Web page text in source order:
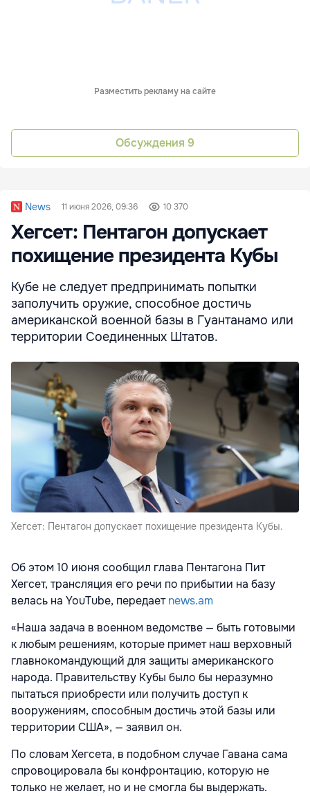
Разместить рекламу на сайте
Обсуждения 9
News 11 июня 2026, 09:36 10 370
Хегсет: Пентагон допускает
похищение президента Кубы
Кубе не следует предпринимать попытки
заполучить оружие, способное достичь
американской военной базы в Гуантанамо или
территории Соединенных Штатов.
Хегсет: Пентагон допускает похищение президента Кубы.
Об этом 10 июня сообщил глава Пентагона Пит
Хегсет, трансляция его речи по прибытии на базу
велась на YouTube, передаетnews.am
«Наша задача в военном ведомстве — быть готовыми
к любым решениям, которые примет наш верховный
главнокомандующий для защиты американского
народа. Правительству Кубы было бы неразумно
пытаться приобрести или получить доступ к
вооружениям, способным достичь этой базы или
территории США», — заявил он.
По словам Хегсета, в подобном случае Гавана сама
спровоцировала бы конфронтацию, которую не
только не желает, но и не смогла бы выдержать.